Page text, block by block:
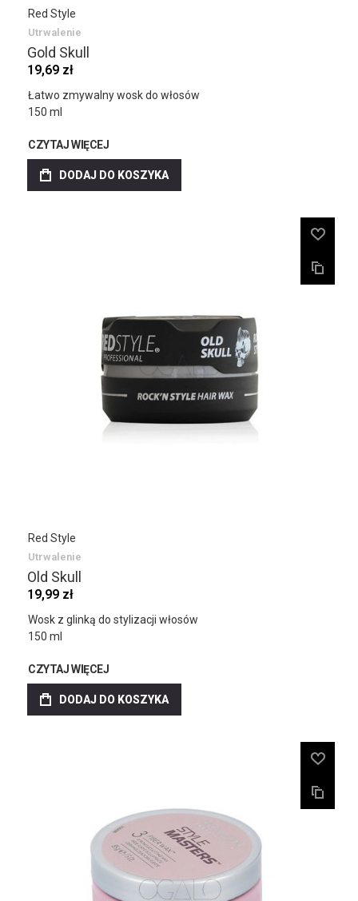
Red Style
Utrwalenie
Gold Skull
19,69 zł
Łatwo zmywalny wosk do włosów
150 ml
CZYTAJ WIĘCEJ
DODAJ DO KOSZYKA
Red Style
Utrwalenie
Old Skull
19,99 zł
Wosk z glinką do stylizacji włosów
150 ml
CZYTAJ WIĘCEJ
DODAJ DO KOSZYKA